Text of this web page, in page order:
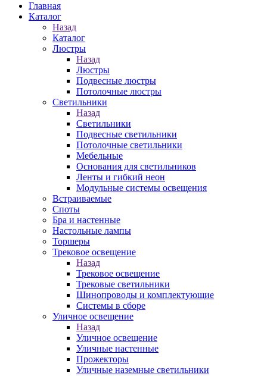
Главная
Каталог
Назад
Каталог
Люстры
Назад
Люстры
Подвесные люстры
Потолочные люстры
Светильники
Назад
Светильники
Подвесные светильники
Потолочные светильники
Мебельные
Основания для светильников
Ленты и гибкий неон
Модульные системы освещения
Встраиваемые
Споты
Бра и настенные
Настольные лампы
Торшеры
Трековое освещение
Назад
Трековое освещение
Трековые светильники
Шинопроводы и комплектующие
Системы в сборе
Уличное освещение
Назад
Уличное освещение
Уличные настенные
Прожекторы
Уличные наземные светильники